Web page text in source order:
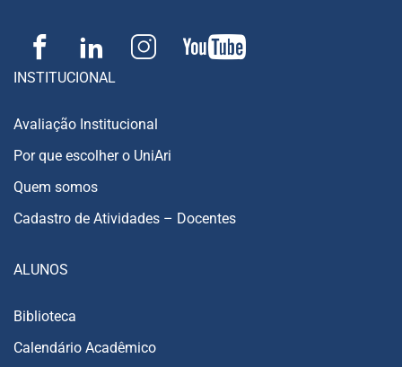
INSTITUCIONAL
Avaliação Institucional
Por que escolher o UniAri
Quem somos
Cadastro de Atividades – Docentes
ALUNOS
Biblioteca
Calendário Acadêmico